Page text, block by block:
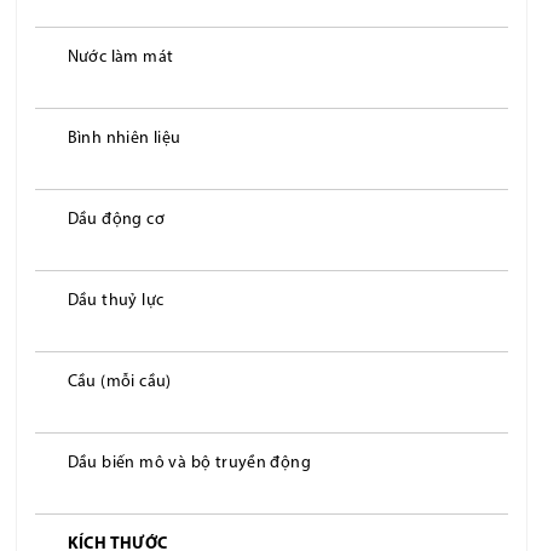
Nước làm mát
Bình nhiên liệu
Dầu động cơ
Dầu thuỷ lực
Cầu (mỗi cầu)
Dầu biến mô và bộ truyền động
KÍCH THƯỚC